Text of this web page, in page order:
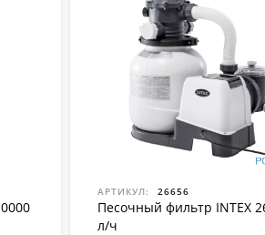
АРТИКУЛ: 26656
Песочный фильтр INTEX
л/ч